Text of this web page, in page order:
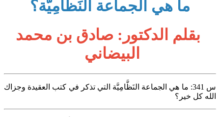
ما هي الجماعة النَظَّامِيَّة؟
بقلم الدكتور: صادق بن محمد
البيضاني
س 341: ما هي الجماعة النَظَّامِيَّة التي تذكر في كتب العقيدة وجزاك
الله كل خير؟